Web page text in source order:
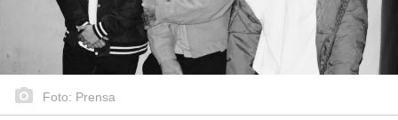
Foto: Prensa